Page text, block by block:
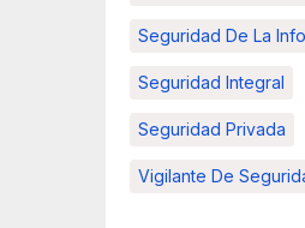
Seguridad De La
Seguridad Integral
Seguridad Privada
Vigilante De